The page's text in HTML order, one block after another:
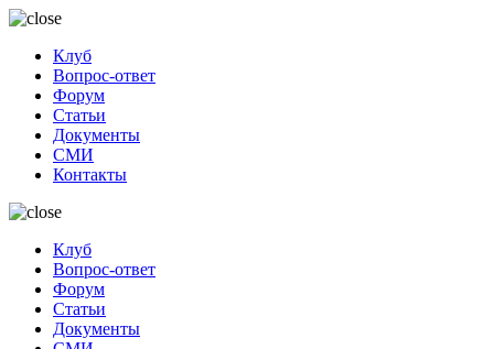
Клуб
Вопрос-ответ
Форум
Статьи
Документы
СМИ
Контакты
Клуб
Вопрос-ответ
Форум
Статьи
Документы